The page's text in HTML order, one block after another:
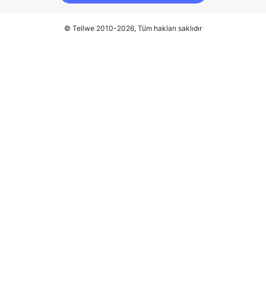
© Tellwe 2010-2026, Tüm hakları saklıdır